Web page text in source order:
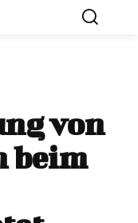
von
beim